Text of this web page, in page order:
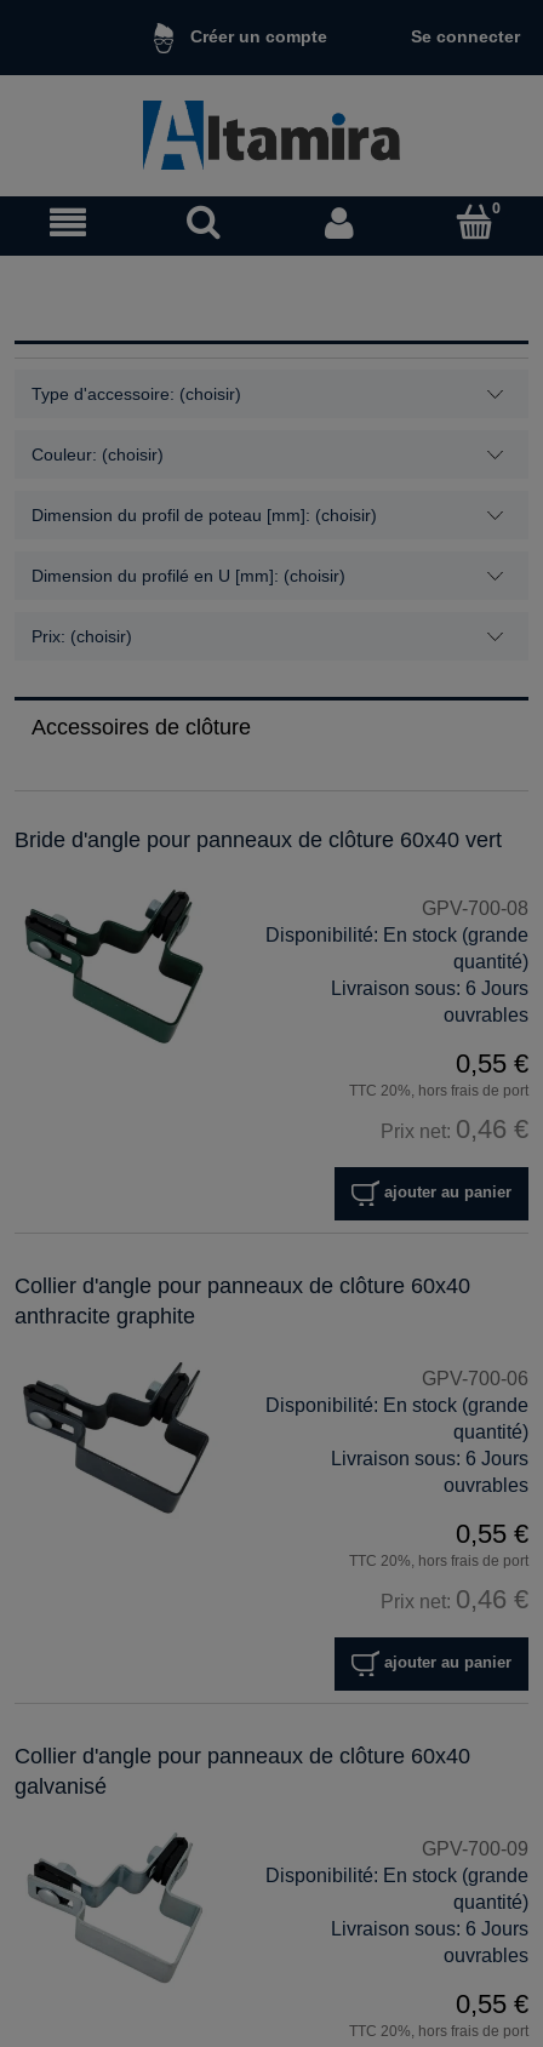
Créer un compte Se connecter
Type d'accessoire: (choisir)
Couleur: (choisir)
Dimension du profil de poteau [mm]: (choisir)
Dimension du profilé en U [mm]: (choisir)
Prix: (choisir)
Accessoires de clôture
Bride d'angle pour panneaux de clôture 60x40 vert
GPV-700-08
Disponibilité: En stock (grande
quantité)
Livraison sous: 6 Jours
ouvrables
0,55 €
TTC 20%, hors frais de port
Prix net: 0,46 €
ajouter au panier
Collier d'angle pour panneaux de clôture 60x40
anthracite graphite
GPV-700-06
Disponibilité: En stock (grande
quantité)
Livraison sous: 6 Jours
ouvrables
0,55 €
TTC 20%, hors frais de port
Prix net: 0,46 €
ajouter au panier
Collier d'angle pour panneaux de clôture 60x40
galvanisé
GPV-700-09
Disponibilité: En stock (grande
quantité)
Livraison sous: 6 Jours
ouvrables
0,55 €
TTC 20%, hors frais de port